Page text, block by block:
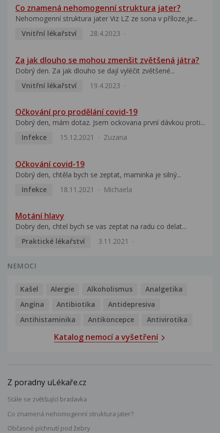
Co znamená nehomogenní struktura jater?
Nehomogenní struktura jater Viz LZ ze sona v příloze,je...
Vnitřní lékařství
28.4.2023
Za jak dlouho se mohou zmenšit zvětšená játra?
Dobrý den. Za jak dlouho se dají vyléčit zvětšené...
Vnitřní lékařství
19.4.2023
Očkování pro prodělání covid-19
Dobrý den, mám dotaz. Jsem ockovana první dávkou proti...
Infekce
15.12.2021 Zuzana
Očkování covid-19
Dobrý den, chtěla bych se zeptat, maminka je silný...
Infekce
18.11.2021 Michaela
Motání hlavy
Dobry den, chtel bych se vas zeptat na radu co delat...
Praktické lékařství
3.11.2021
NEMOCI
Kašel Alergie Alkoholismus
Analgetika
Angína
Antibiotika
Antidepresiva
Antihistaminika
Antikoncepce Antivirotika
Katalog nemocí a vyšetření
Z poradny uLékaře.cz
Stále se zvětšující bradavka
Co znamená nehomogenní struktura jater?
Občasné píchnutí pod žebry